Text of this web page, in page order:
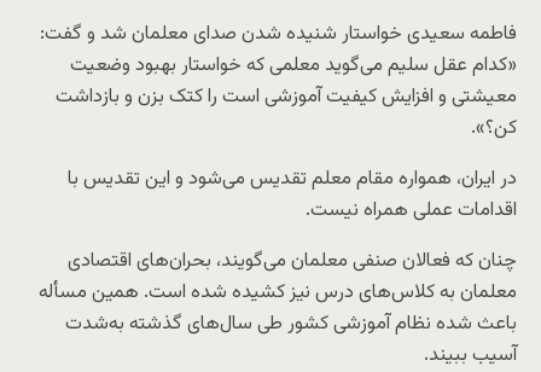
‌فاطمه سعیدی خواستار شنیده شدن صدای معلمان شد و گفت:
«کدام عقل سلیم می‌گوید معلمی که خواستار بهبود وضعیت
معیشتی و افزایش کیفیت آموزشی است را کتک بزن و بازداشت
کن؟».
در ایران، همواره مقام معلم تقدیس می‌شود و این تقدیس با
اقدامات عملی همراه نیست.
چنان که فعالان صنفی معلمان می‌گویند، بحران‌های اقتصادی
معلمان به کلاس‌های درس نیز کشیده شده است. همین مسأله
باعث شده نظام آموزشی کشور طی سال‌های گذشته به‌شدت
آسیب ببیند.